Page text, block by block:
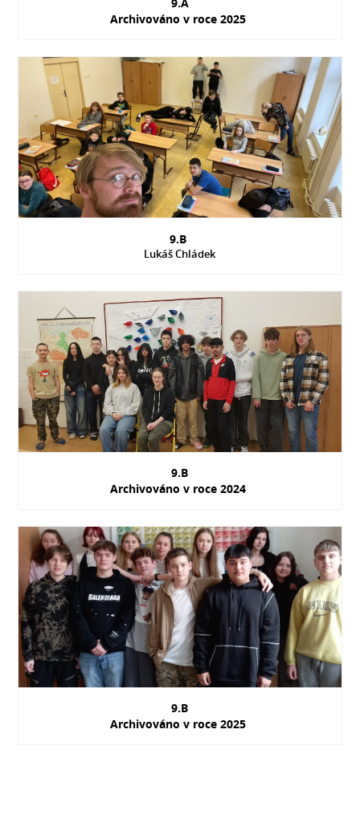
Archivováno v roce 2025
9.B
Lukáš Chládek
9.B
Archivováno v roce 2024
9.B
Archivováno v roce 2025